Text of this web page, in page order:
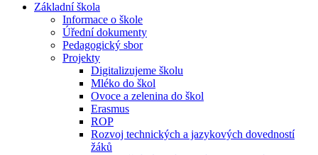
Základní škola
Informace o škole
Úřední dokumenty
Pedagogický sbor
Projekty
Digitalizujeme školu
Mléko do škol
Ovoce a zelenina do škol
Erasmus
ROP
Rozvoj technických a jazykových dovedností
žáků